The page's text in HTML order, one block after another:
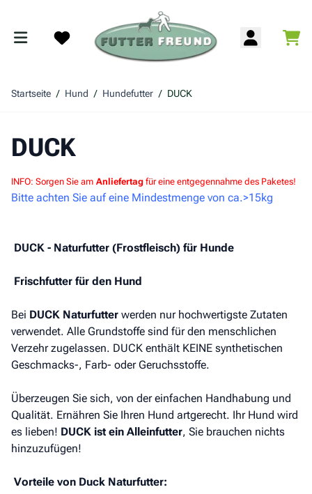
Startseite / Hund / Hundefutter / DUCK
DUCK
INFO: Sorgen Sie am Anliefertag für eine entgegennahme des Paketes!
Bitte achten Sie auf eine Mindestmenge von ca.>15kg
DUCK - Naturfutter (Frostfleisch) für Hunde
Frischfutter für den Hund
Bei DUCK Naturfutter werden nur hochwertigste Zutaten
verwendet. Alle Grundstoffe sind für den menschlichen
Verzehr zugelassen. DUCK enthält KEINE synthetischen
Geschmacks-, Farb- oder Geruchsstoffe.
Überzeugen Sie sich, von der einfachen Handhabung und
Qualität. Ernähren Sie Ihren Hund artgerecht. Ihr Hund wird
es lieben! DUCK ist ein Alleinfutter, Sie brauchen nichts
hinzuzufügen!
Vorteile von Duck Naturfutter: